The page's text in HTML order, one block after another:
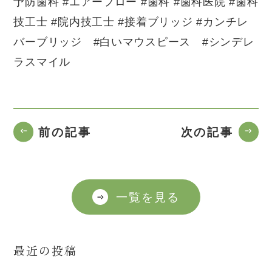
技工士 #院内技工士 #接着ブリッジ #カンチレ
バーブリッジ #白いマウスピース #シンデレ
ラスマイル
前の記事 次の記事
一覧を見る
最近の投稿